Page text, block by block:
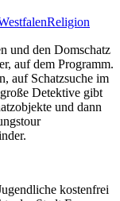
Religion
und den Domschatz
auf dem Programm.
auf Schatzsuche im
Detektive gibt
und dann
kostenfrei